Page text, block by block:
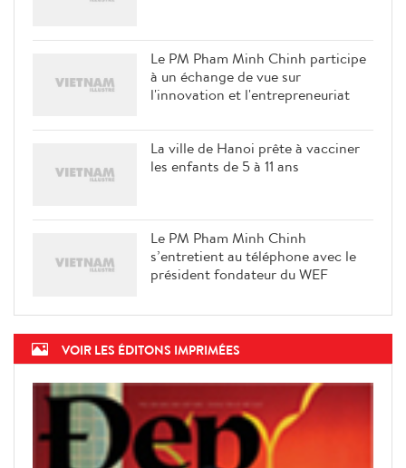
Le PM Pham Minh Chinh participe
à un échange de vue sur
l'innovation et l'entrepreneuriat
La ville de Hanoi prête à vacciner
les enfants de 5 à 11 ans
Le PM Pham Minh Chinh
s’entretient au téléphone avec le
président fondateur du WEF
VOIR LES ÉDITONS IMPRIMÉES